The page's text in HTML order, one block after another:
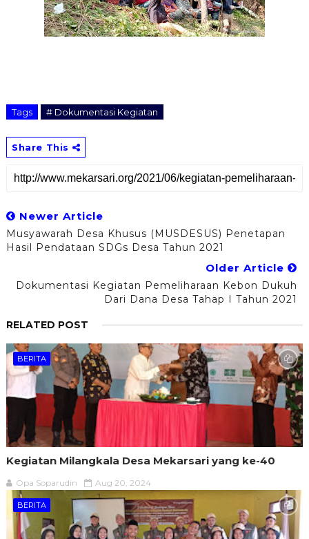
Tags # Dokumentasi Kegiatan
Share This
Newer Article
Musyawarah Desa Khusus (MUSDESUS) Penetapan
Hasil Pendataan SDGs Desa Tahun 2021
Older Article
Dokumentasi Kegiatan Pemeliharaan Kebon Dukuh
Dari Dana Desa Tahap I Tahun 2021
RELATED POST
BERITA
Kegiatan Milangkala Desa Mekarsari yang ke-40
Opa Soparudin Aug 20, 2024
BERITA